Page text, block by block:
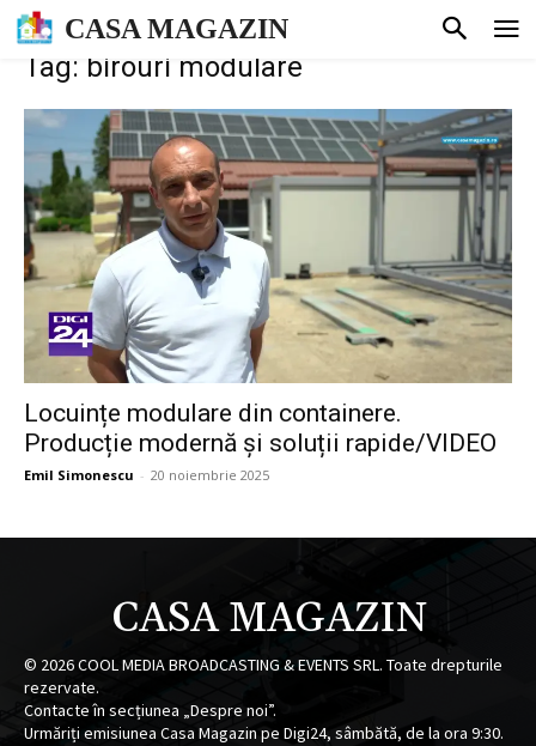
CASA MAGAZIN
Tag: birouri modulare
Locuințe modulare din containere.
Producție modernă și soluții rapide/VIDEO
Emil Simonescu - 20 noiembrie 2025
CASA MAGAZIN
© 2026COOL MEDIA BROADCASTING & EVENTS SRL. Toate drepturile
rezervate.
Contacte în secțiunea „Despre noi”.
Urmăriți emisiunea Casa Magazin pe Digi24, sâmbătă, de la ora 9:30.